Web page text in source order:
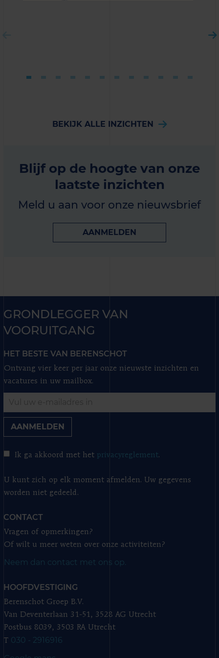
BEKIJK ALLE INZICHTEN
Blijf op de hoogte van onze
laatste inzichten
Meld u aan voor onze nieuwsbrief
AANMELDEN
GRONDLEGGER VAN
VOORUITGANG
HET BESTE VAN BERENSCHOT
Ontvang vier keer per jaar onze nieuwste inzichten en
vacatures in uw mailbox.
AANMELDEN
Ik ga akkoord met het privacyreglement.
U kunt zich op elk moment afmelden. Uw gegevens
worden niet gedeeld.
CONTACT
Vragen of opmerkingen?
Of wilt u meer weten over onze activiteiten?
Neem dan contact met ons op.
HOOFDVESTIGING
Berenschot Groep B.V.
Van Deventerlaan 31-51, 3528 AG Utrecht
Postbus 8039, 3503 RA Utrecht
T 030 - 2916916